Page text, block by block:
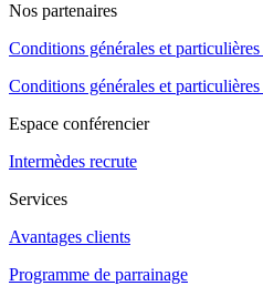
Nos partenaires
Conditions générales et
Conditions générales et
Espace conférencier
Intermèdes recrute
Services
Avantages clients
Programme de parrainage